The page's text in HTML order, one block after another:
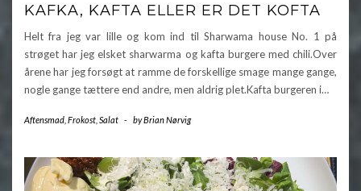
KAFKA, KAFTA ELLER ER DET KOFTA
Helt fra jeg var lille og kom ind til Sharwama house No. 1 på
strøget har jeg elsket sharwarma og kafta burgere med chili.Over
årene har jeg forsøgt at ramme de forskellige smage mange gange,
nogle gange tættere end andre, men aldrig plet.Kafta burgeren i…
Aftensmad Frokost Salat - byBrian Nørvig